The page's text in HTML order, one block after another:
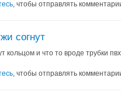
, чтобы отправлять
согнут
кольцом и что то вроде трубки
, чтобы отправлять